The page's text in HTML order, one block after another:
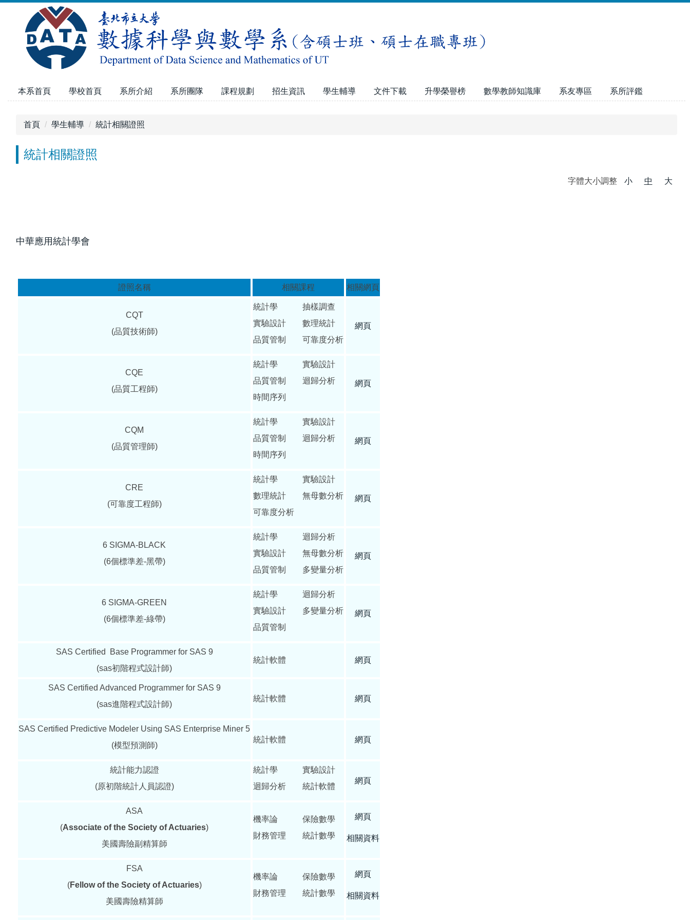
本系首頁
學校首頁 系所介紹 系所團隊 課程規劃 招生資訊 學生輔導 文件下載 升學榮譽榜 數學教師知識庫 系友專區 系所評鑑
首頁 學生輔導 統計相關證照
統計相關證照
字體大小調整 小 中 大
中華應用統計學會
證照名稱 相關課程 相關網頁
CQT
(品質技術師)
統計學 抽樣調查
實驗設計 數理統計
品質管制 可靠度分析
網頁
CQE
(品質工程師)
統計學 實驗設計
品質管制 迴歸分析
時間序列
網頁
CQM
(品質管理師)
統計學 實驗設計
品質管制 迴歸分析
時間序列
網頁
CRE
(可靠度工程師)
統計學 實驗設計
數理統計 無母數分析
可靠度分析
網頁
6 SIGMA-BLACK
(6個標準差-黑帶)
統計學 迴歸分析
實驗設計 無母數分析
品質管制 多變量分析
網頁
6 SIGMA-GREEN
(6個標準差-綠帶)
統計學 迴歸分析
實驗設計 多變量分析
品質管制
網頁
SAS Certified Base Programmer for SAS 9
(sas初階程式設計師)
統計軟體 網頁
SAS Certified Advanced Programmer for SAS 9
(sas進階程式設計師)
統計軟體 網頁
SAS Certified Predictive Modeler Using SAS Enterprise Miner 5
(模型預測師)
統計軟體 網頁
統計能力認證
(原初階統計人員認證)
統計學 實驗設計
迴歸分析 統計軟體
網頁
ASA
(Associate of the Society of Actuaries)
美國壽險副精算師
機率論 保險數學
財務管理 統計數學
網頁
相關資料
FSA
(Fellow of the Society of Actuaries)
美國壽險精算師
機率論 保險數學
財務管理 統計數學
網頁
相關資料